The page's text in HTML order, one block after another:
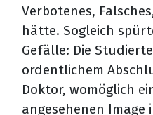
Verbotenes,
hätte. Sogleich
Gefälle: Die
ordentlichem
Doktor, womöglich
angesehenen